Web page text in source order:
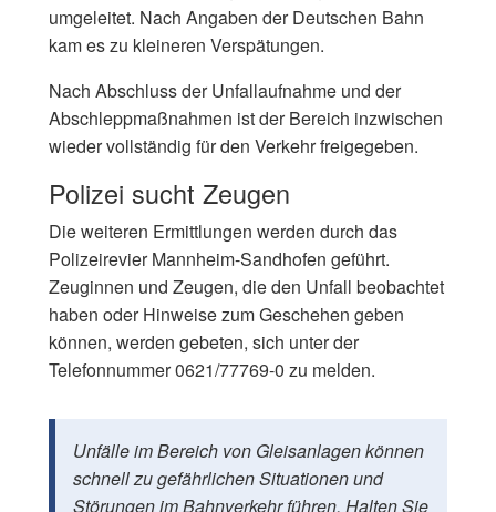
umgeleitet. Nach Angaben der Deutschen Bahn
kam es zu kleineren Verspätungen.
Nach Abschluss der Unfallaufnahme und der
Abschleppmaßnahmen ist der Bereich inzwischen
wieder vollständig für den Verkehr freigegeben.
Polizei sucht Zeugen
Die weiteren Ermittlungen werden durch das
Polizeirevier Mannheim-Sandhofen geführt.
Zeuginnen und Zeugen, die den Unfall beobachtet
haben oder Hinweise zum Geschehen geben
können, werden gebeten, sich unter der
Telefonnummer 0621/77769-0 zu melden.
Unfälle im Bereich von Gleisanlagen können
schnell zu gefährlichen Situationen und
Störungen im Bahnverkehr führen. Halten Sie